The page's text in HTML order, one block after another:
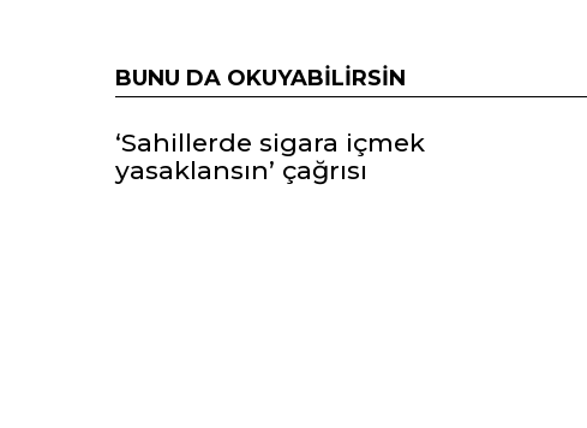
BUNU DA OKUYABILIRSIN
‘Sahillerde sigara içmek
yasaklansın’ çağrısı